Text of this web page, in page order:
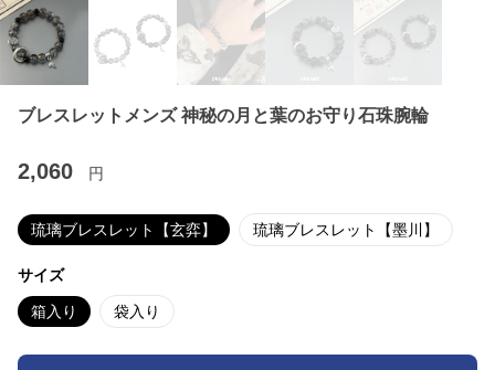
ブレスレットメンズ 神秘の月と葉のお守り石珠腕輪
2,060 円
琉璃ブレスレット【玄弈】 琉璃ブレスレット【墨川】
サイズ
箱入り 袋入り